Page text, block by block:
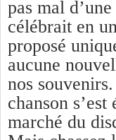
pas mal
célébrait en
proposé
aucune
nos souvenirs.
chanson
marché du